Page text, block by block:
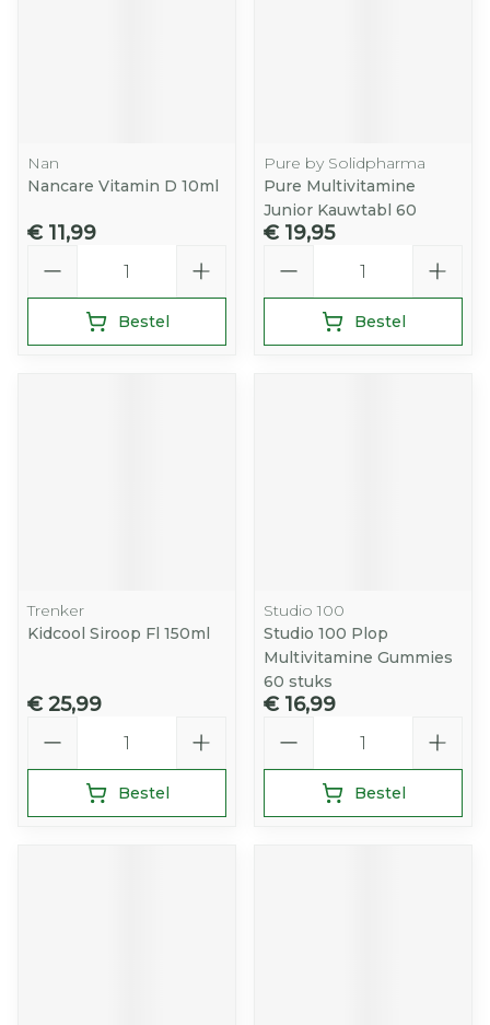
Nan
Nancare Vitamin D 10ml
€ 11,99
Bestel
Pure by Solidpharma
Pure Multivitamine
Junior Kauwtabl 60
€ 19,95
Bestel
Trenker
Kidcool Siroop Fl 150ml
€ 25,99
Bestel
Studio 100
Studio 100 Plop
Multivitamine Gummies
60 stuks
€ 16,99
Bestel